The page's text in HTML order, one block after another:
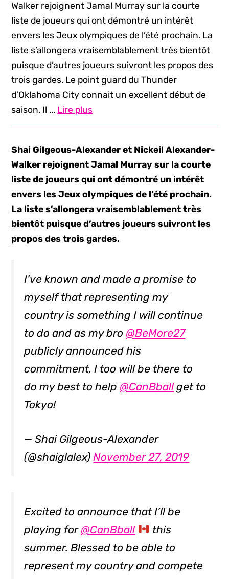
Walker rejoignent Jamal Murray sur la courte
liste de joueurs qui ont démontré un intérêt
envers les Jeux olympiques de l’été prochain. La
liste s’allongera vraisemblablement très bientôt
puisque d’autres joueurs suivront les propos des
trois gardes. Le point guard du Thunder
d’Oklahoma City connait un excellent début de
saison. Il ... Lire plus
Shai Gilgeous-Alexander et Nickeil Alexander-
Walker rejoignent Jamal Murray sur la courte
liste de joueurs qui ont démontré un intérêt
envers les Jeux olympiques de l’été prochain.
La liste s’allongera vraisemblablement très
bientôt puisque d’autres joueurs suivront les
propos des trois gardes.
I've known and made a promise to
myself that representing my
country is something I will continue
to do and as my bro @BeMore27
publicly announced his
commitment, I too will be there to
do my best to help @CanBballget to
Tokyo!
— Shai Gilgeous-Alexander
(@shaiglalex)November 27, 2019
Excited to announce that I’ll be
playing for @CanBball
this
summer. Blessed to be able to
represent my country and compete